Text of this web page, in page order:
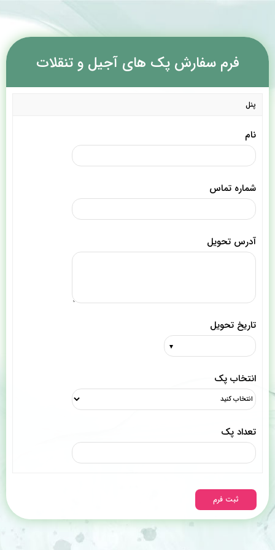
فرم سفارش پک های آجیل و تنقلات
پنل
نام
شماره تماس
آدرس تحویل
تاریخ تحویل
انتخاب پک
تعداد پک
ثبت فرم